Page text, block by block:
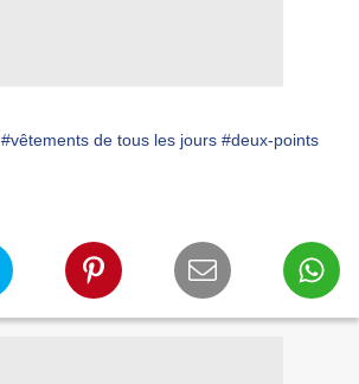
#vêtements de tous les jours #deux-points